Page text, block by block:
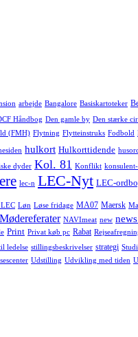
arbejde Bangalore Basiskartoteker
Håndbog Den gamle by Den stærke
(FMH) Flytning Flytteinstruks Fodbold
hulkort Hulkorttidende
dyder Kol. 81 Konflikt
lec-n LEC-Nyt LEC-
Løn Løse fridage MA07 Maersk
Mødereferater NAVImeat new
Print Privat køb pc Rabat
ledelse stillingsbeskrivelser strategi
Udstilling Udvikling med tiden